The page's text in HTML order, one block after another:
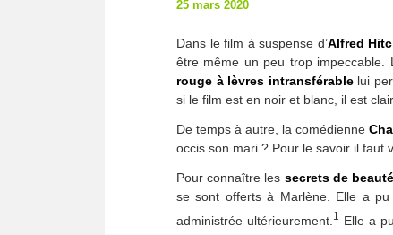
25 mars 2020
Dans le film à suspense d’Alfred
être même un peu trop impeccable.
rouge à lèvres intransférablelui
si le film est en noir et blanc, il est
De temps à autre, la comédienne
occis son mari ? Pour le savoir il faut
Pour connaître les secrets de
se sont offerts à Marlène. Elle a
administrée ultérieurement. 1 Elle a